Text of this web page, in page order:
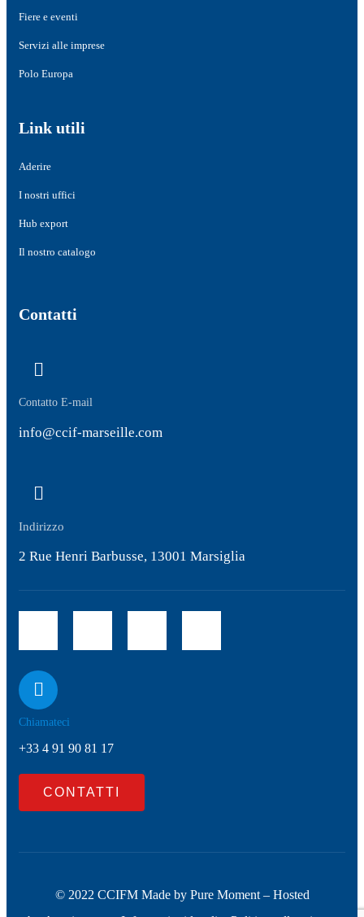
Fiere e eventi
Servizi alle imprese
Polo Europa
Link utili
Aderire
I nostri uffici
Hub export
Il nostro catalogo
Contatti
Contatto E-mail
info@ccif-marseille.com
Indirizzo
2 Rue Henri Barbusse, 13001 Marsiglia
Chiamateci
+33 4 91 90 81 17
CONTATTI
© 2022 CCIFM Made by Pure Moment– Hosted